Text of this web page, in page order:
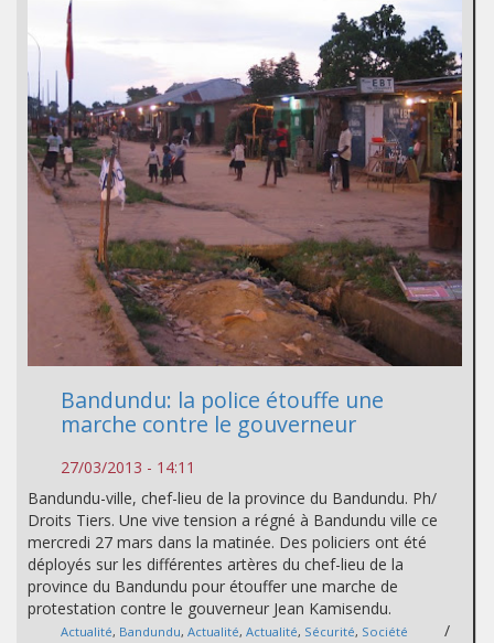
Bandundu: la police étouffe une
marche contre le gouverneur
27/03/2013 - 14:11
Bandundu-ville, chef-lieu de la province du Bandundu. Ph/
Droits Tiers. Une vive tension a régné à Bandundu ville ce
mercredi 27 mars dans la matinée. Des policiers ont été
déployés sur les différentes artères du chef-lieu de la
province du Bandundu pour étouffer une marche de
protestation contre le gouverneur Jean Kamisendu.
Actualité, Bandundu, Actualité, Actualité, Sécurité, Société /